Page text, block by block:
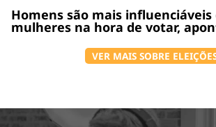
Homens são mais influenciáveis
mulheres na hora de votar,
VER MAIS SOBRE